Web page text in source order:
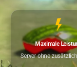
Maximale
Server ohne